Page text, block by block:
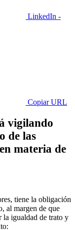
LinkedIn -
Copiar URL
vigilando
de las
materia de
tiene la obligación
al margen de que
la igualdad de trato y